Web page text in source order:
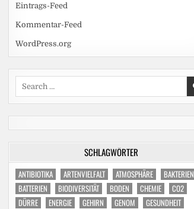
Eintrags-Feed
Kommentar-Feed
WordPress.org
SCHLAGWÖRTER
ANTIBIOTIKA ARTENVIELFALT ATMOSPHÄRE
BAKTERIEN
BATTERIEN
BIODIVERSITÄT BODEN CHEMIE
CO2
DÜRRE
ENERGIE GEHIRN GENOM
GESUNDHEIT